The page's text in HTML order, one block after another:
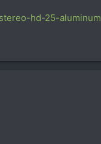
hd-25-aluminum